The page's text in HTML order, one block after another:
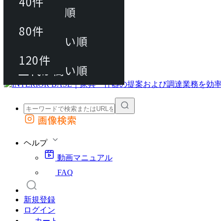
動画マニュアル
FAQ
カート
外部サイトの商品をカートに追加
画像検索
ヘルプ
動画マニュアル
FAQ
新規登録
ログイン
80件
120件
おすすめ順
上代が安い順
上代が高い順
80件
120件